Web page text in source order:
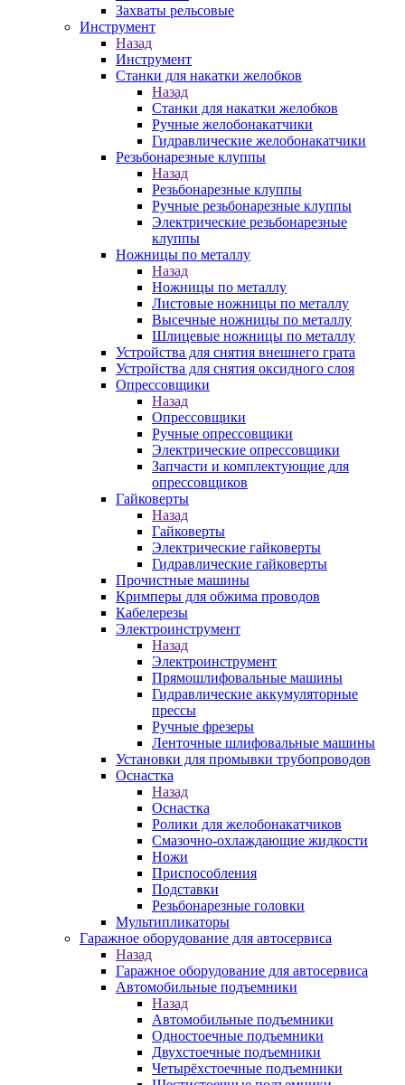
Захваты рельсовые
Инструмент
Назад
Инструмент
Станки для накатки желобков
Назад
Станки для накатки желобков
Ручные желобонакатчики
Гидравлические желобонакатчики
Резьбонарезные клуппы
Назад
Резьбонарезные клуппы
Ручные резьбонарезные клуппы
Электрические резьбонарезные
клуппы
Ножницы по металлу
Назад
Ножницы по металлу
Листовые ножницы по металлу
Высечные ножницы по металлу
Шлицевые ножницы по металлу
Устройства для снятия внешнего грата
Устройства для снятия оксидного слоя
Опрессовщики
Назад
Опрессовщики
Ручные опрессовщики
Электрические опрессовщики
Запчасти и комплектующие для
опрессовщиков
Гайковерты
Назад
Гайковерты
Электрические гайковерты
Гидравлические гайковерты
Прочистные машины
Кримперы для обжима проводов
Кабелерезы
Электроинструмент
Назад
Электроинструмент
Прямошлифовальные машины
Гидравлические аккумуляторные
прессы
Ручные фрезеры
Ленточные шлифовальные машины
Установки для промывки трубопроводов
Оснастка
Назад
Оснастка
Ролики для желобонакатчиков
Смазочно-охлаждающие жидкости
Ножи
Приспособления
Подставки
Резьбонарезные головки
Мультипликаторы
Гаражное оборудование для автосервиса
Назад
Гаражное оборудование для автосервиса
Автомобильные подъемники
Назад
Автомобильные подъемники
Одностоечные подъемники
Двухстоечные подъемники
Четырёхстоечные подъемники